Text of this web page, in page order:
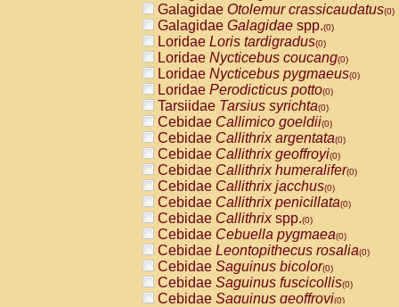
Galagidae Otolemur crassicaudatus(0)
Galagidae Galagidae spp.(0)
Loridae Loris tardigradus(0)
Loridae Nycticebus coucang(0)
Loridae Nycticebus pygmaeus(0)
Loridae Perodicticus potto(0)
Tarsiidae Tarsius syrichta(0)
Cebidae Callimico goeldii(0)
Cebidae Callithrix argentata(0)
Cebidae Callithrix geoffroyi(0)
Cebidae Callithrix humeralifer(0)
Cebidae Callithrix jacchus(0)
Cebidae Callithrix penicillata(0)
Cebidae Callithrixspp.(0)
Cebidae Cebuella pygmaea(0)
Cebidae Leontopithecus rosalia(0)
Cebidae Saguinus bicolor(0)
Cebidae Saguinus fuscicollis(0)
Cebidae Saguinus geoffroyi(0)